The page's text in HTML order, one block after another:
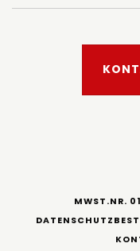
MWST.NR.